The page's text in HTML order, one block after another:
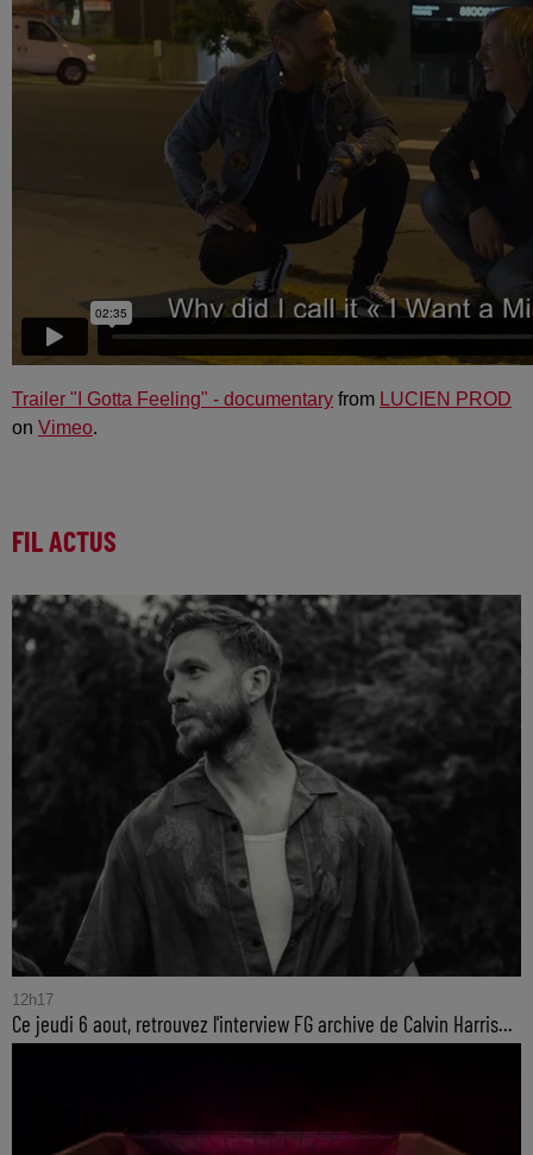
Trailer "I Gotta Feeling" - documentary from LUCIEN PROD
on Vimeo.
FIL ACTUS
12h17
Ce jeudi 6 aout, retrouvez l'interview FG archive de Calvin Harris...